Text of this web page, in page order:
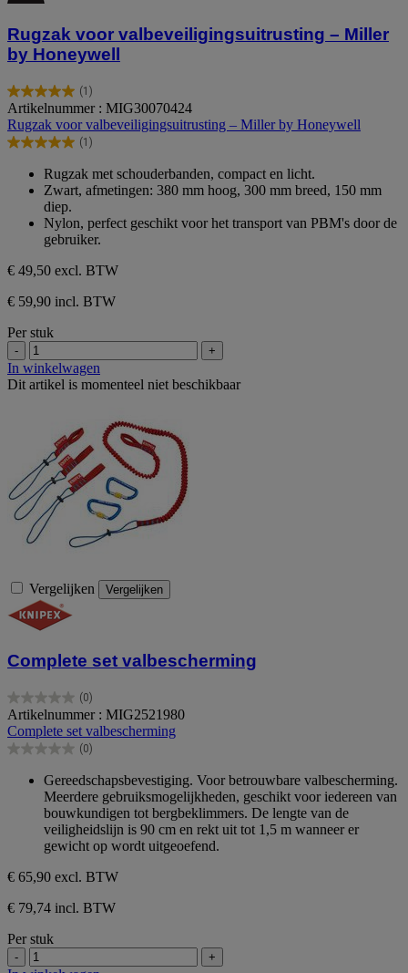
Rugzak voor valbeveiligingsuitrusting – Miller
by Honeywell
(1)
5.0
van
de
5
beoordeling
Artikelnummer : MIG30070424
Rugzak voor valbeveiligingsuitrusting – Miller by Honeywell
(1)
5.0
sterren.
beoordeling
Rugzak met schouderbanden, compact en licht.
Zwart, afmetingen: 380 mm hoog, 300 mm breed, 150 mm
diep.
Nylon, perfect geschikt voor het transport van PBM's door de
gebruiker.
€ 49,50 excl. BTW
€ 59,90 incl. BTW
Per stuk
- +
In winkelwagen
Dit artikel is momenteel niet beschikbaar
Vergelijken Vergelijken
Complete set valbescherming
(0)
0.0
van
de
5
Artikelnummer : MIG2521980
Complete set valbescherming
(0)
0.0
sterren.
Gereedschapsbevestiging. Voor betrouwbare valbescherming.
Meerdere gebruiksmogelijkheden, geschikt voor iedereen van
bouwkundigen tot bergbeklimmers. De lengte van de
veiligheidslijn is 90 cm en rekt uit tot 1,5 m wanneer er
gewicht op wordt uitgeoefend.
€ 65,90 excl. BTW
€ 79,74 incl. BTW
Per stuk
- +